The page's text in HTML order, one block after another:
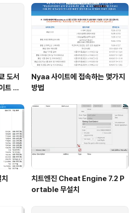
경시에 체크합니다. 기본적
OpenDNS 나 DNS를 변
해제해주시면 됩니다. 세
..
도서
트 접
Nyaa 사이트에 접속하는 몇가지
방법
치트엔진 Cheat Engine 7.2 P
ortable 무설치